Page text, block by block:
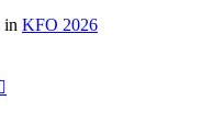
in KFO 2026